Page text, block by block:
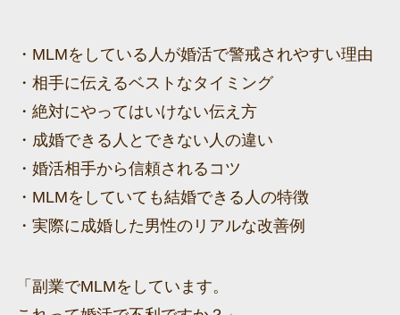
・MLMをしている人が婚活で警戒されやすい理由
・相手に伝えるベストなタイミング
・絶対にやってはいけない伝え方
・成婚できる人とできない人の違い
・婚活相手から信頼されるコツ
・MLMをしていても結婚できる人の特徴
・実際に成婚した男性のリアルな改善例
「副業でMLMをしています。